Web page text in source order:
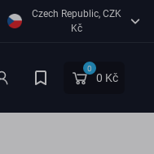
Czech Republic, CZK
Kč
0
0 Kč